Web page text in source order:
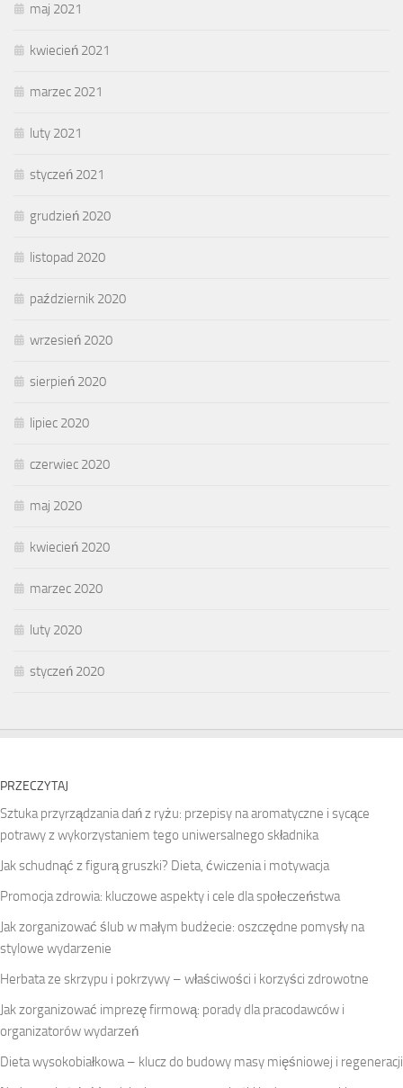
maj 2021
kwiecień 2021
marzec 2021
luty 2021
styczeń 2021
grudzień 2020
listopad 2020
październik 2020
wrzesień 2020
sierpień 2020
lipiec 2020
czerwiec 2020
maj 2020
kwiecień 2020
marzec 2020
luty 2020
styczeń 2020
PRZECZYTAJ
Sztuka przyrządzania dań z ryżu: przepisy na aromatyczne i sycące
potrawy z wykorzystaniem tego uniwersalnego składnika
Jak schudnąć z figurą gruszki? Dieta, ćwiczenia i motywacja
Promocja zdrowia: kluczowe aspekty i cele dla społeczeństwa
Jak zorganizować ślub w małym budżecie: oszczędne pomysły na
stylowe wydarzenie
Herbata ze skrzypu i pokrzywy – właściwości i korzyści zdrowotne
Jak zorganizować imprezę firmową: porady dla pracodawców i
organizatorów wydarzeń
Dieta wysokobiałkowa – klucz do budowy masy mięśniowej i regeneracji